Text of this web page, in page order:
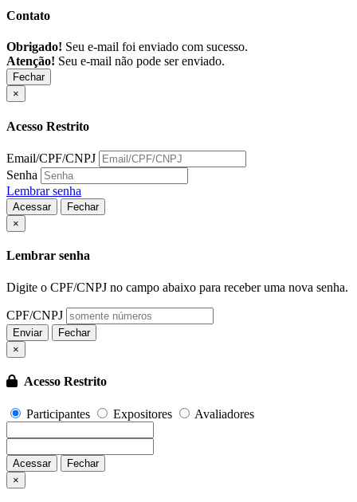
Contato
Obrigado! Seu e-mail foi enviado com sucesso.
Atenção! Seu e-mail não pode ser enviado.
Fechar
×
Acesso Restrito
Email/CPF/CNPJ
Senha
Lembrar senha
Acessar
Fechar
×
Lembrar senha
Digite o CPF/CNPJ no campo abaixo para receber uma nova senha.
CPF/CNPJ
Enviar
Fechar
×
Acesso Restrito
Participantes Expositores Avaliadores
Acessar
Fechar
×